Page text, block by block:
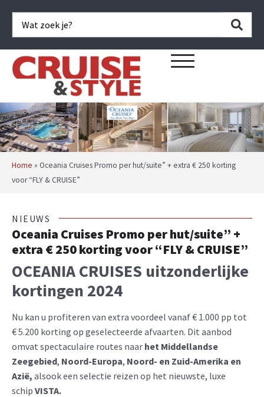
Home » Oceania Cruises Promo per hut/suite” + extra € 250 korting
voor “FLY & CRUISE”
NIEUWS
Oceania Cruises Promo per hut/suite” +
extra € 250 korting voor “FLY & CRUISE”
OCEANIA CRUISES uitzonderlijke
kortingen 2024
Nu kan u profiteren van extra voordeel vanaf € 1.000 pp tot
€ 5.200 korting op geselecteerde afvaarten. Dit aanbod
omvat spectaculaire routes naar het Middellandse
Zeegebied, Noord-Europa, Noord- en Zuid-Amerika en
Azië, alsook een selectie reizen op het nieuwste, luxe
schip VISTA.